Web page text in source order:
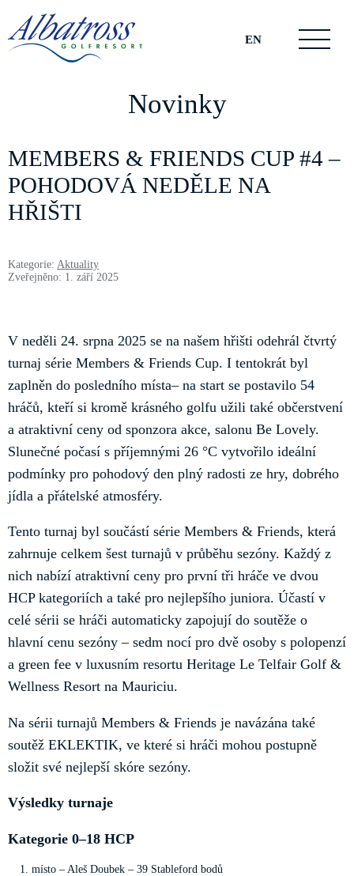
EN
Novinky
MEMBERS & FRIENDS CUP #4 –
POHODOVÁ NEDĚLE NA
HŘIŠTI
Kategorie: Aktuality
Zveřejněno: 1. září 2025
V neděli 24. srpna 2025 se na našem hřišti odehrál čtvrtý
turnaj série Members & Friends Cup. I tentokrát byl
zaplněn do posledního místa– na start se postavilo 54
hráčů, kteří si kromě krásného golfu užili také občerstvení
a atraktivní ceny od sponzora akce, salonu Be Lovely.
Slunečné počasí s příjemnými 26 °C vytvořilo ideální
podmínky pro pohodový den plný radosti ze hry, dobrého
jídla a přátelské atmosféry.
Tento turnaj byl součástí série Members & Friends, která
zahrnuje celkem šest turnajů v průběhu sezóny. Každý z
nich nabízí atraktivní ceny pro první tři hráče ve dvou
HCP kategoriích a také pro nejlepšího juniora. Účastí v
celé sérii se hráči automaticky zapojují do soutěže o
hlavní cenu sezóny – sedm nocí pro dvě osoby s polopenzí
a green fee v luxusním resortu Heritage Le Telfair Golf &
Wellness Resort na Mauriciu.
Na sérii turnajů Members & Friends je navázána také
soutěž EKLEKTIK, ve které si hráči mohou postupně
složit své nejlepší skóre sezóny.
Výsledky turnaje
Kategorie 0–18 HCP
místo – Aleš Doubek – 39 Stableford bodů